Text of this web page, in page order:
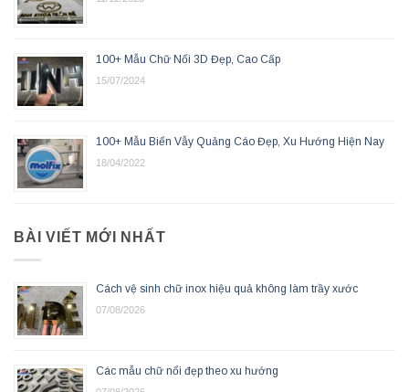
100+ Mẫu Chữ Nổi 3D Đẹp, Cao Cấp
15/07/2024
100+ Mẫu Biển Vẫy Quảng Cáo Đẹp, Xu Hướng Hiện Nay
18/04/2022
BÀI VIẾT MỚI NHẤT
Cách vệ sinh chữ inox hiệu quả không làm trầy xước
07/08/2026
Các mẫu chữ nổi đẹp theo xu hướng